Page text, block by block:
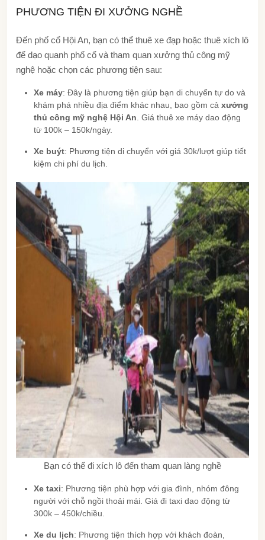
PHƯƠNG TIỆN ĐI XƯỞNG NGHỀ
Đến phố cổ Hội An, bạn có thể thuê xe đạp hoặc thuê xích lô
để dạo quanh phố cổ và tham quan xưởng thủ công mỹ
nghệ hoặc chọn các phương tiện sau:
Xe máy: Đây là phương tiện giúp bạn di chuyển tự do và
khám phá nhiều địa điểm khác nhau, bao gồm cả xưởng
thủ công mỹ nghệ Hội An . Giá thuê xe máy dao động
từ 100k – 150k/ngày.
Xe buýt: Phương tiện di chuyển với giá 30k/lượt giúp tiết
kiệm chi phí du lịch.
Bạn có thể đi xích lô đến tham quan làng nghề
Xe taxi: Phương tiện phù hợp với gia đình, nhóm đông
người với chỗ ngồi thoải mái. Giá đi taxi dao động từ
300k – 450k/chiều.
Xe du lịch: Phương tiện thích hợp với khách đoàn,